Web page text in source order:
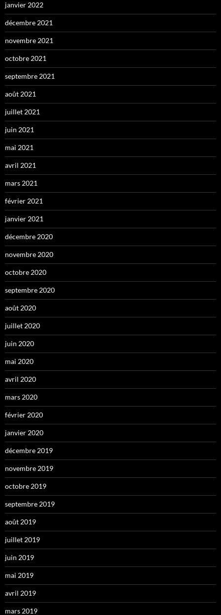
janvier 2022
décembre 2021
novembre 2021
octobre 2021
septembre 2021
août 2021
juillet 2021
juin 2021
mai 2021
avril 2021
mars 2021
février 2021
janvier 2021
décembre 2020
novembre 2020
octobre 2020
septembre 2020
août 2020
juillet 2020
juin 2020
mai 2020
avril 2020
mars 2020
février 2020
janvier 2020
décembre 2019
novembre 2019
octobre 2019
septembre 2019
août 2019
juillet 2019
juin 2019
mai 2019
avril 2019
mars 2019